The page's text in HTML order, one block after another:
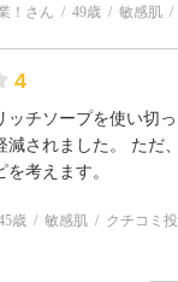
！さん 49歳 敏感肌
4
ッチソープを使い切
減されました。 ただ
考えます。
歳 敏感肌 クチコミ